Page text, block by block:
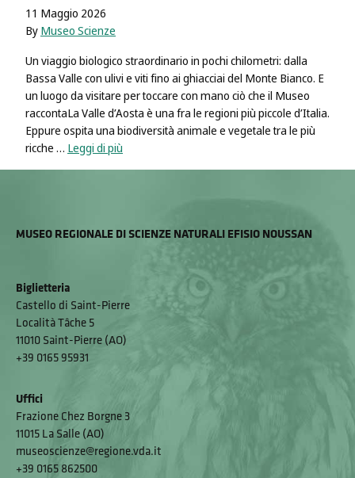
11 Maggio 2026
ByMuseo Scienze
Un viaggio biologico straordinario in pochi chilometri: dalla
Bassa Valle con ulivi e viti fino ai ghiacciai del Monte Bianco. E
un luogo da visitare per toccare con mano ciò che il Museo
raccontaLa Valle d’Aosta è una fra le regioni più piccole d’Italia.
Eppure ospita una biodiversità animale e vegetale tra le più
ricche … Leggi di più
MUSEO REGIONALE DI SCIENZE NATURALI EFISIO NOUSSAN
Biglietteria
Castello di Saint-Pierre
Località Tâche 5
11010 Saint-Pierre (AO)
+39 0165 95931
Uffici
Frazione Chez Borgne 3
11015 La Salle (AO)
museoscienze@regione.vda.it
+39 0165 862500